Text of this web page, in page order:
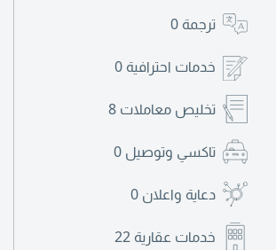
ترجمة 0
خدمات احترافية 0
تخليص معاملات 8
تاكسي وتوصيل 0
دعاية واعلان 0
خدمات عقارية 22